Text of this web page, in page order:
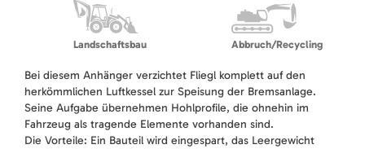
Landschaftsbau Abbruch/Recycling
Bei diesem Anhänger verzichtet Fliegl komplett auf den
herkömmlichen Luftkessel zur Speisung der Bremsanlage.
Seine Aufgabe übernehmen Hohlprofile, die ohnehin im
Fahrzeug als tragende Elemente vorhanden sind.
Die Vorteile: Ein Bauteil wird eingespart, das Leergewicht